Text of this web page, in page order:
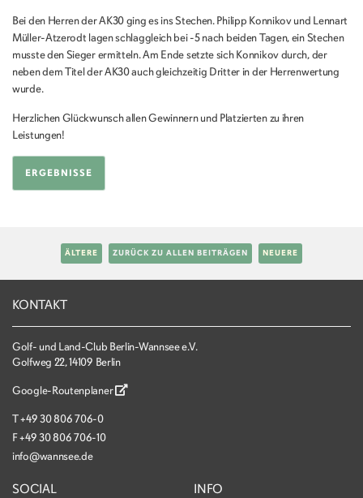
Bei den Herren der AK30 ging es ins Stechen. Philipp Konnikov und Lennart
Müller-Atzerodt lagen schlaggleich bei -5 nach beiden Tagen, ein Stechen
musste den Sieger ermitteln. Am Ende setzte sich Konnikov durch, der
neben dem Titel der AK30 auch gleichzeitig Dritter in der Herrenwertung
wurde.
Herzlichen Glückwunsch allen Gewinnern und Platzierten zu ihren
Leistungen!
ERGEBNISSE
ÄLTERE ZURÜCK ZU ALLEN BEITRÄGEN NEUERE
KONTAKT
Golf- und Land-Club Berlin-Wannsee e.V.
Golfweg 22, 14109 Berlin
Google-Routenplaner
T+49 30 806 706-0
F+49 30 806 706-10
info@wannsee.de
SOCIAL INFO